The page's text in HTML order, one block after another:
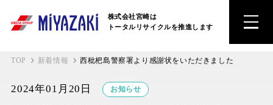
株式会社宮崎は
トータルリサイクルを推進します
TOP 新着情報 西枇杷島警察署より感謝状をいただきました
2024年01月20日 お知らせ